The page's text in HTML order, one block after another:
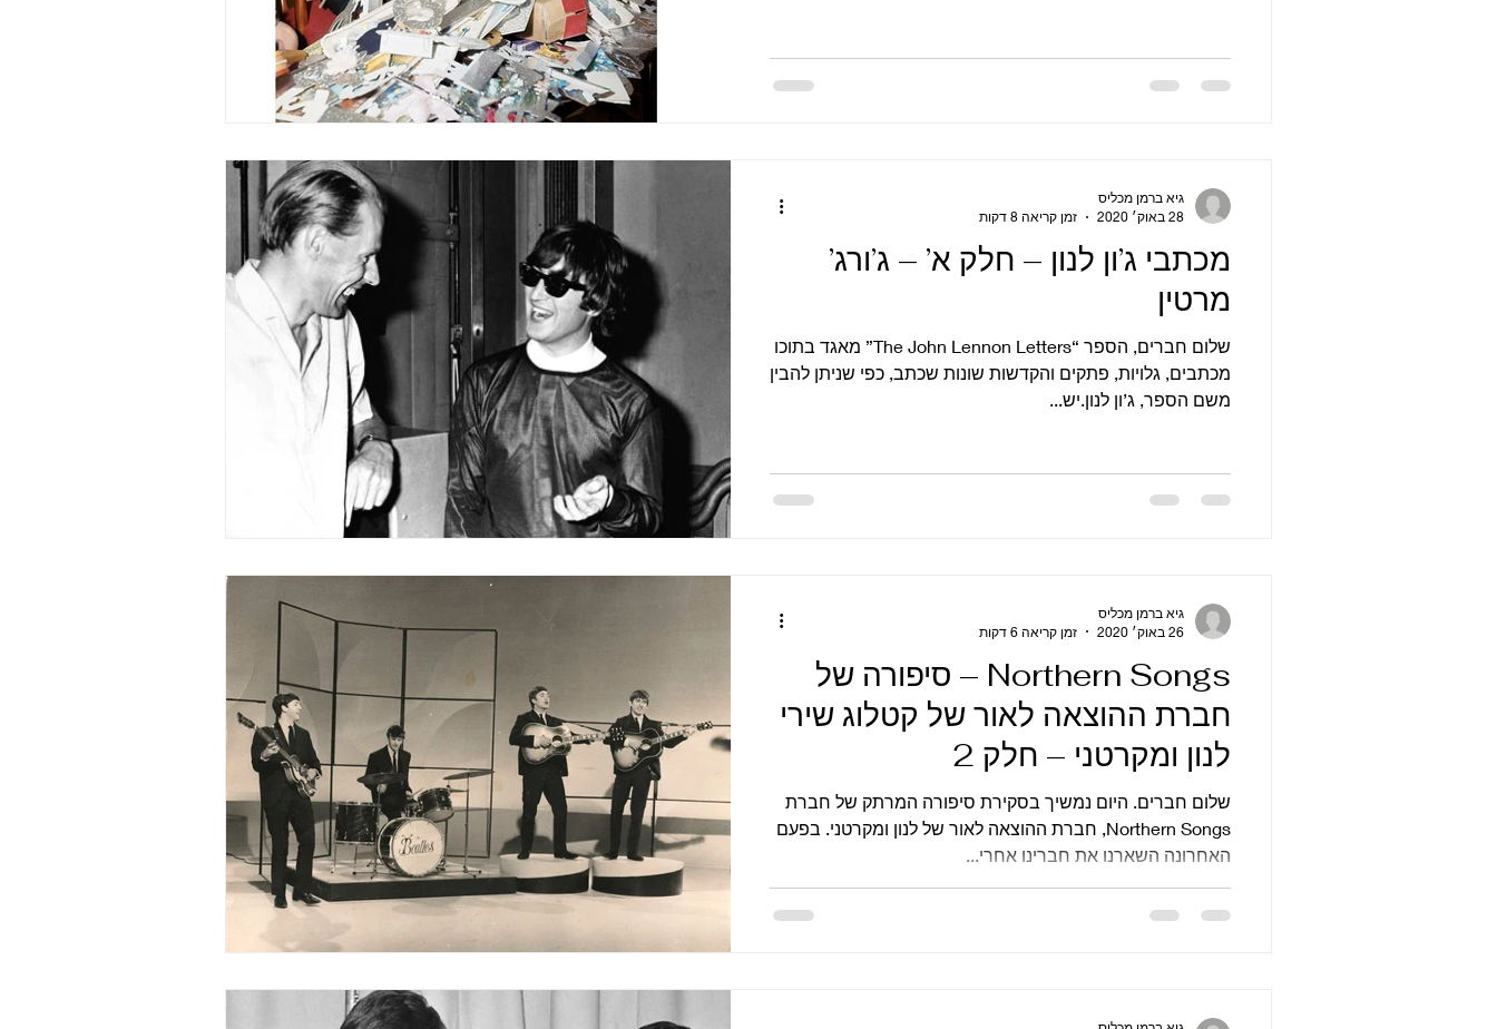
מכתבי ג’ון לנון – חלק א’ – ג’ורג’
מרטין
שלום חברים, הספר “The John Lennon Letters” מאגד בתוכו
מכתבים, גלויות, פתקים והקדשות שונות שכתב, כפי שניתן להבין
משם הספר, ג’ון לנון.יש...
גיא ברמן מכליס
28 באוק׳ 2020
זמן קריאה 8 דקות
Northern Songs – סיפורה של
חברת ההוצאה לאור של קטלוג שירי
לנון ומקרטני – חלק 2
שלום חברים. היום נמשיך בסקירת סיפורה המרתק של חברת
Northern Songs, חברת ההוצאה לאור של לנון ומקרטני. בפעם
האחרונה השארנו את חברינו אחרי...
גיא ברמן מכליס
26 באוק׳ 2020
זמן קריאה 6 דקות